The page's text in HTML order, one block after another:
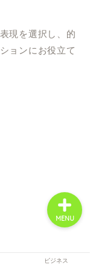
現を選択し、的
ョンにお役立て
ビジネス
MENU
Excel